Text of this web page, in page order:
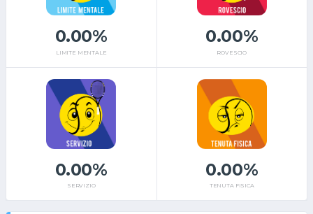
0.00%
LIMITE MENTALE
0.00%
ROVESCIO
0.00%
SERVIZIO
0.00%
TENUTA FISICA